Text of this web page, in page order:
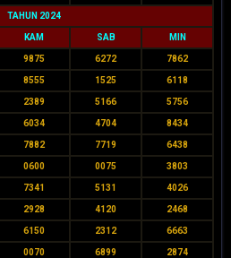
TAHUN 2024
KAM SAB MIN
9875 6272 7862
8555 1525 6118
2389 5166 5756
6034 4704 8434
7882 7719 6438
0600 0075 3803
7341 5131 4026
2928 4120 2468
6150 2312 6663
0070 6899 2874